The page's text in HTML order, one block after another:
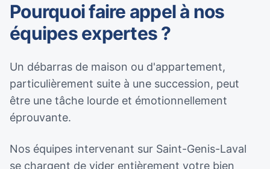
Pourquoi faire appel à nos
équipes expertes ?
Un débarras de maison ou d'appartement,
particulièrement suite à une succession, peut
être une tâche lourde et émotionnellement
éprouvante.
Nos équipes intervenant sur Saint-Genis-Laval
se chargent de vider entièrement votre bien